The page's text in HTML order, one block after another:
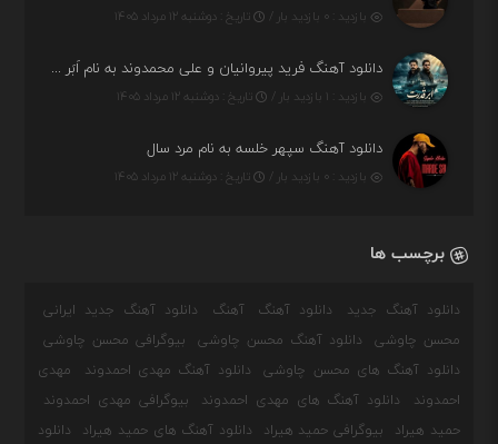
بازدید : ۰ بازدید بار / تاریخ : دوشنبه ۱۲ مرداد ۱۴۰۵
دانلود آهنگ فرید پیروانیان و علی محمدوند به نام اَبَر قدرت
بازدید : ۱ بازدید بار / تاریخ : دوشنبه ۱۲ مرداد ۱۴۰۵
دانلود آهنگ سپهر خلسه به نام مرد سال
بازدید : ۰ بازدید بار / تاریخ : دوشنبه ۱۲ مرداد ۱۴۰۵
برچسب ها
دانلود آهنگ جدید دانلود آهنگ آهنگ
دانلود آهنگ جدید ایرانی
محسن چاوشی
دانلود آهنگ محسن چاوشی
بیوگرافی محسن چاوشی
دانلود آهنگ های محسن چاوشی
دانلود آهنگ مهدی احمدوند
مهدی
احمدوند
دانلود آهنگ های مهدی احمدوند
بیوگرافی مهدی احمدوند
حمید هیراد
بیوگرافی حمید هیراد دانلود آهنگ های حمید هیراد دانلود